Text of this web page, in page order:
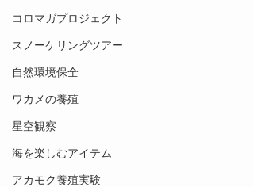
コロマガプロジェクト
スノーケリングツアー
自然環境保全
ワカメの養殖
星空観察
海を楽しむアイテム
アカモク養殖実験